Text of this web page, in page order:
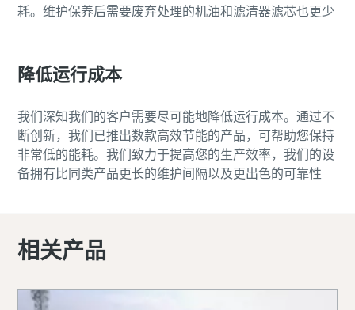
耗。维护保养后需要废弃处理的机油和滤清器滤芯也更少
降低运行成本
我们深知我们的客户需要尽可能地降低运行成本。通过不
断创新，我们已推出数款高效节能的产品，可帮助您保持
非常低的能耗。我们致力于提高您的生产效率，我们的设
备拥有比同类产品更长的维护间隔以及更出色的可靠性
相关产品